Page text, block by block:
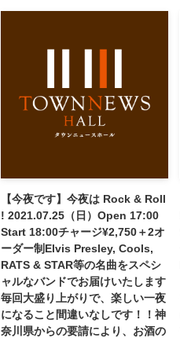
【今夜です】今夜は Rock & Roll
! 2021.07.25（日）Open 17:00
Start 18:00チャージ¥2,750＋2オ
ーダー制Elvis Presley, Cools,
RATS & STAR等の名曲をスペシ
ャルなバンドでお届けいたします
毎回大盛り上がりで、楽しい一夜
になること間違いなしです！！神
奈川県からの要請により、お酒の